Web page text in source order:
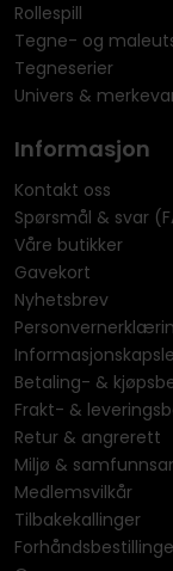
Rollespill
Tegne- og
Tegneserier
Univers &
Informasjon
Kontakt oss
Spørsmål & svar
Våre butikker
Gavekort
Nyhetsbrev
Betaling- &
Frakt- &
Retur & angrerett
Miljø &
Medlemsvilkår
Tilbakekallinger